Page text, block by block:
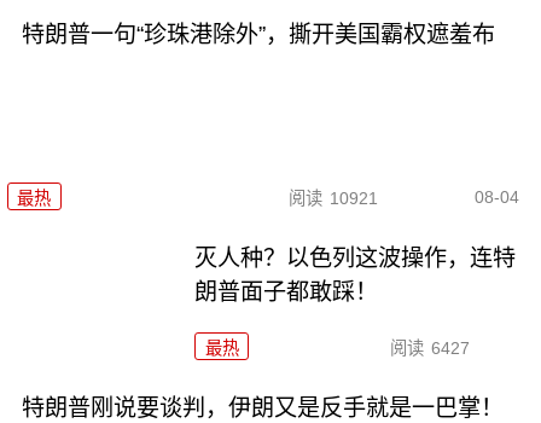
特朗普一句“珍珠港除外”，撕开美国霸权遮羞布
最热 阅读 10921 08-04
灭人种？以色列这波操作，连特
朗普面子都敢踩！
最热 阅读 6427
特朗普刚说要谈判，伊朗又是反手就是一巴掌！